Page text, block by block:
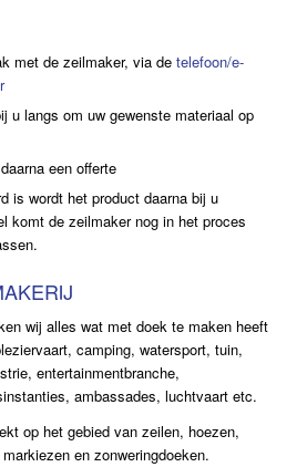
met de zeilmaker, via de telefoon/e-
u langs om uw gewenste materiaal op
een offerte
is wordt het product daarna bij u
komt de zeilmaker nog in het proces
wij alles wat met doek te maken heeft
camping, watersport, tuin,
entertainmentbranche,
ambassades, luchtvaart etc.
op het gebied van zeilen, hoezen,
en zonweringdoeken.